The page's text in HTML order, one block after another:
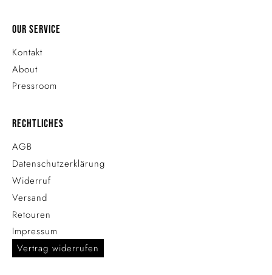
Our Service
Kontakt
About
Pressroom
Rechtliches
AGB
Datenschutzerklärung
Widerruf
Versand
Retouren
Impressum
Vertrag widerrufen